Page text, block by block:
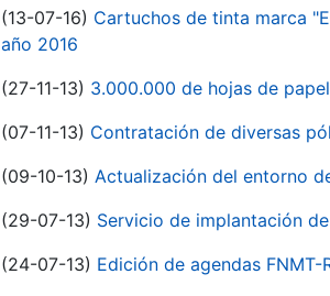
(13-07-16) Cartuchos de tinta marca
año 2016
(27-11-13) 3.000.000 de hojas de
(07-11-13) Contratación de diversas
(09-10-13) Actualización del entorno
(29-07-13) Servicio de implantación
(24-07-13) Edición de agendas FNMT-